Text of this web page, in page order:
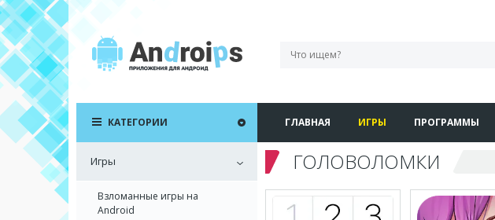
ГЛАВНАЯ ИГРЫ ПРОГРАММЫ
ГОЛОВОЛОМКИ
КАТЕГОРИИ
Игры
Взломанные игры на
Android